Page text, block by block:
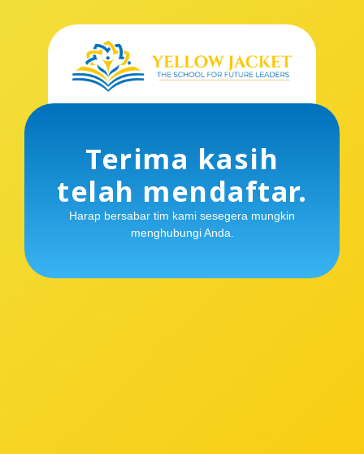
Terima kasih
telah mendaftar.
Harap bersabar tim kami sesegera mungkin
menghubungi Anda.